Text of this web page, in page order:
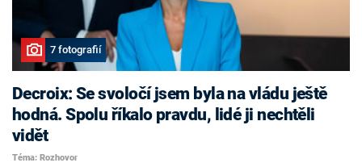
7 fotografií
Decroix: Se svoločí jsem byla na vládu ještě
hodná. Spolu říkalo pravdu, lidé ji nechtěli
vidět
Téma: Rozhovor